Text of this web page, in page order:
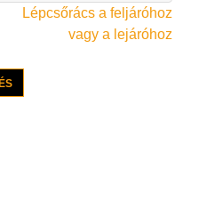
Lépcsőrács a feljáróhoz
vagy a lejáróhoz